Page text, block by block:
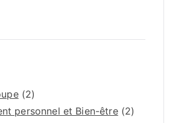
(2)
personnel et Bien-être(2)